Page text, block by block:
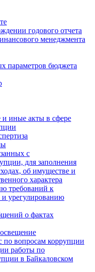
годового отчета
менеджмента
параметров бюджета
иные акты в сфере
с
для заполнения
об имуществе и
характера
требований к
урегулированию
о фактах
по вопросам коррупции
работы по
в Байкаловском